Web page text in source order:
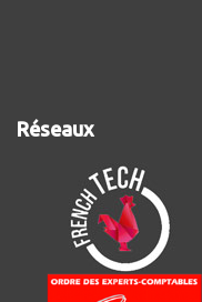
Réseaux